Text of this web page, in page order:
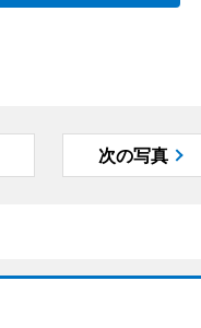
次の写真